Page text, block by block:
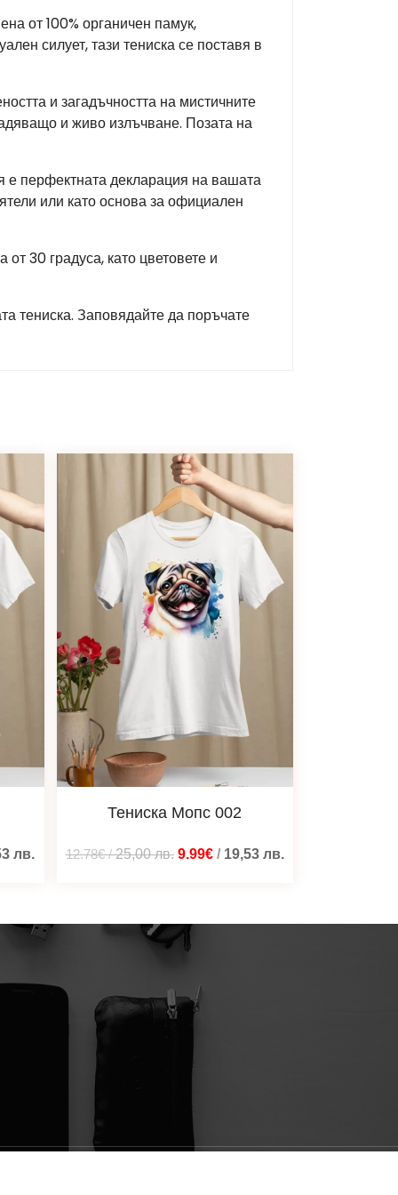
от 100% органичен памук,
силует, тази тениска се поставя в
и загадъчността на мистичните
и живо излъчване. Позата на
е перфектната декларация на вашата
или като основа за официален
30 градуса, като цветовете и
тениска. Заповядайте да поръчате
лв.
Тениска Мопс 002
12.78€/25,00лв. 9.99€/ 19,53 лв.